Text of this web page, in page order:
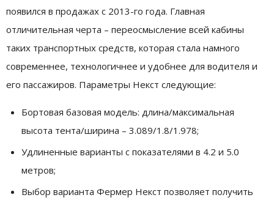
появился в продажах с 2013-го года. Главная
отличительная черта – переосмысление всей кабины
таких транспортных средств, которая стала намного
современнее, технологичнее и удобнее для водителя и
его пассажиров. Параметры Некст следующие:
Бортовая базовая модель: длина/максимальная
высота тента/ширина – 3.089/1.8/1.978;
Удлиненные варианты с показателями в 4.2 и 5.0
метров;
Выбор варианта Фермер Некст позволяет получить